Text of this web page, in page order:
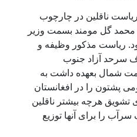
ناقلین در چارچوب
محمد گل مومند بسمت وزیر
ریاست مذکور وظیفه و
سرحد آزاد جنوب
شمال بعهده داشت به
پشتون را در افغانستان
تشویق هرچه بیشتر ناقلین
را برای آنها توزیع